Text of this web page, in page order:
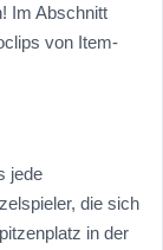
Im Abschnitt
von Item-
jede
die sich
in der